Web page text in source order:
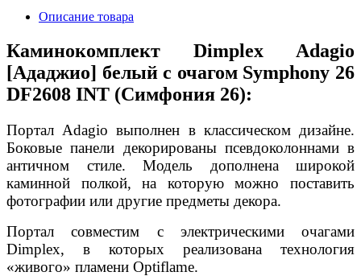
Описание товара
Каминокомплект Dimplex Adagio
[Ададжио] белый с очагом Symphony 26
DF2608 INT (Симфония 26):
Портал Adagio выполнен в классическом дизайне.
Боковые панели декорированы псевдоколоннами в
античном стиле. Модель дополнена широкой
каминной полкой, на которую можно поставить
фотографии или другие предметы декора.
Портал совместим с электрическими очагами
Dimplex, в которых реализована технология
«живого» пламени Optiflame.